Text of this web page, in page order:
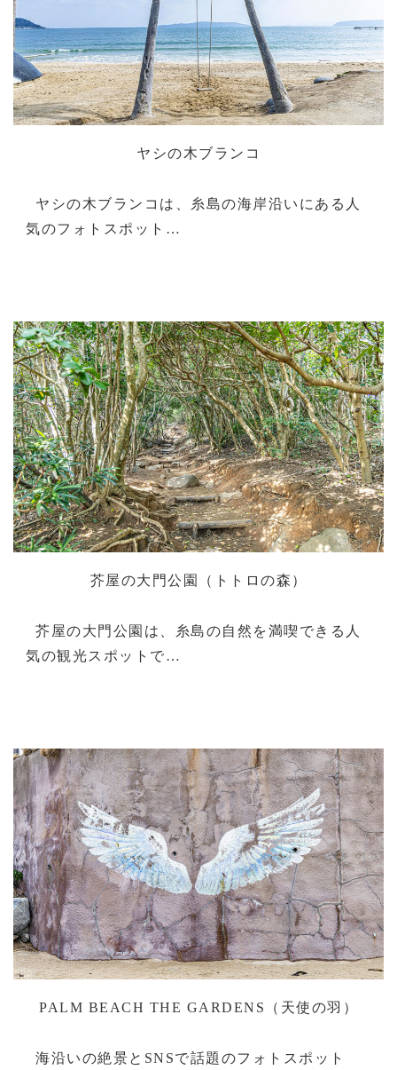
ヤシの木ブランコ
ヤシの木ブランコは、糸島の海岸沿いにある人
気のフォトスポット…
芥屋の大門公園（トトロの森）
芥屋の大門公園は、糸島の自然を満喫できる人
気の観光スポットで…
PALM BEACH THE GARDENS（天使の羽）
海沿いの絶景とSNSで話題のフォトスポット